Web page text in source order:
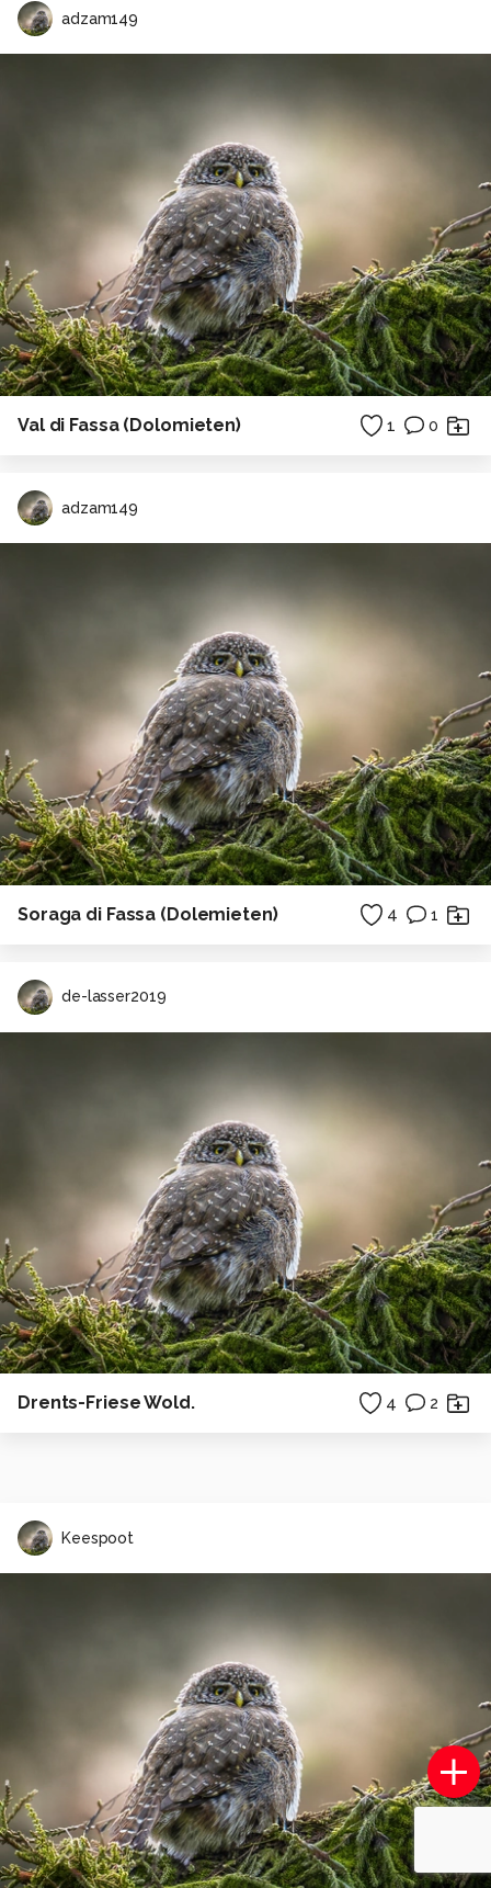
adzam149
Val di Fassa (Dolomieten) 1 0
adzam149
Soraga di Fassa (Dolemieten) 4 1
de-lasser2019
Drents-Friese Wold. 4 2
Keespoot